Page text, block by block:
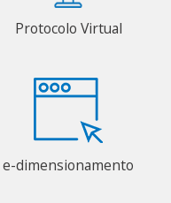
Protocolo Virtual
e-dimensionamento